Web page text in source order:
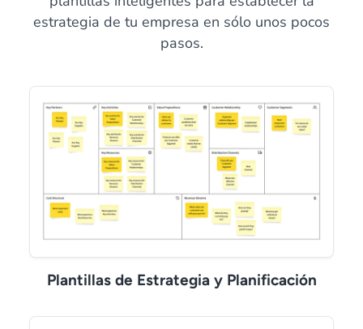
estrategia de tu empresa en sólo unos pocos
pasos.
Plantillas de Estrategia y Planificación